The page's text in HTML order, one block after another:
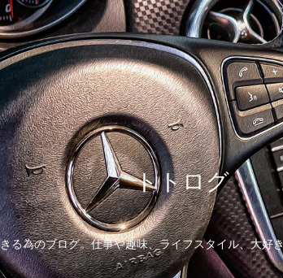
トトログ
る為のブログ。仕事や趣味、ライフスタイル、大好